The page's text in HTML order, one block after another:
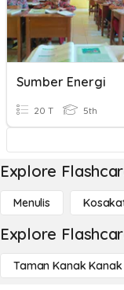
Sumber Energi
20 T 5th
Explore
Menulis
Explore
Taman Kanak Kanak